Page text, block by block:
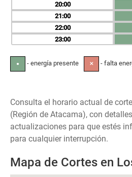
20
21
22
23
● - energía presente ✕ - falta
Consulta el horario actual de
(Región de Atacama), con
actualizaciones para que estés
para cualquier interrupción.
Mapa de Cortes en